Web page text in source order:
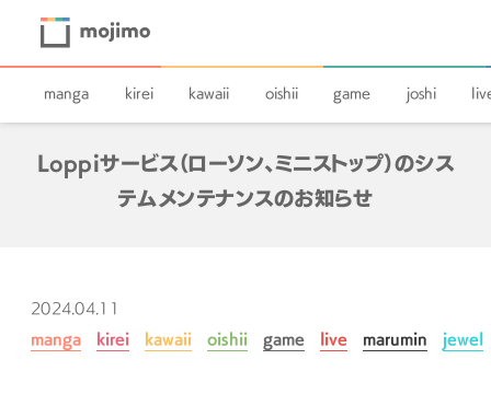
manga kirei kawaii oishii game joshi
Loppiサービス（ローソン、ミニストップ）のシス
テムメンテナンスのお知らせ
2024.04.11
manga
kirei kawaii oishii game live marumin jewel